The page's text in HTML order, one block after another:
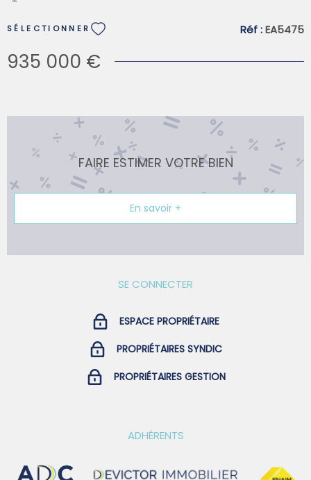
une salle de bains, une salle d'eau, un dressing, une
buanderie ainsi que deux WC. Un véritable atout : un
studio indépendant entièrement équipé avec sanitaires,
idéal pour accueillir famille et amis, exercer une activité
piscine invitant à la détente, garage de 36 m² et
plusieurs caves offrant de nombreux espaces de
rangement. Pour un confort optimal au quotidien, la
propriété bénéficie également d'un ascenseur intérieur
privatif, une prestation particulièrement recherchée et
rarement proposée. Parfaitement entretenue, sécurisée
et prête à accueillir ses futurs propriétaires, cette
demeure conjugue élégance, confort et qualité de vie à
SÉLECTIONNER Réf :EA5475
935 000 €
FAIRE ESTIMER VOTRE BIEN
En savoir +
SE CONNECTER
ESPACE PROPRIÉTAIRE
PROPRIÉTAIRES SYNDIC
PROPRIÉTAIRES GESTION
ADHÉRENTS